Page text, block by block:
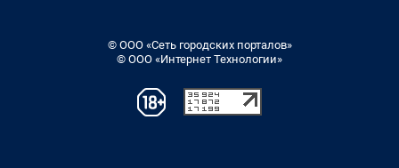
© ООО «Сеть городских порталов»
© ООО «Интернет Технологии»